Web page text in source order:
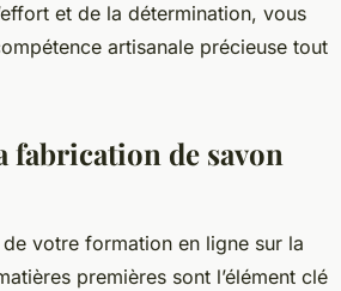
et de la détermination, vous
artisanale précieuse tout
fabrication de savon
votre formation en ligne sur la
premières sont l’élément clé